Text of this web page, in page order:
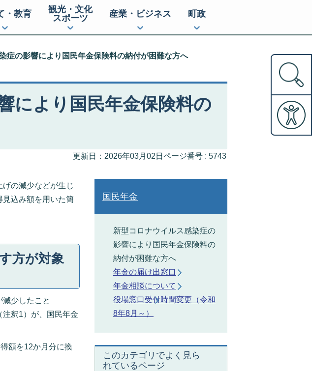
・教育
観光・文化
スポーツ
産業・ビジネス 町政
症の影響により国民年金保険料の納付が困難な方へ
により国民年金保険料の
更新日：2026年03月02日 ページ番号 : 5743
の減少などが生じ
込み額を用いた簡
方が対象
少したこと
釈1）が、国民年金
額を12か月分に換
国民年金
新型コロナウイルス感染症の
影響により国民年金保険料の
納付が困難な方へ
年金の届け出窓口
年金相談について
役場窓口受付時間変更（令和
8年8月～）
このカテゴリでよく見ら
れているページ